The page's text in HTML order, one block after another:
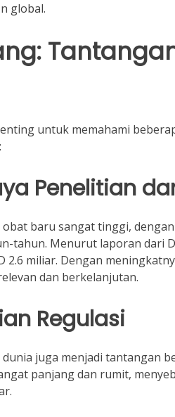
global.
untuk memahami
Penelitian
baru sangat tinggi,
tahun. Menurut laporan dari
2.6 miliar. Dengan
dan berkelanjutan.
Regulasi
juga menjadi tantangan
panjang dan rumit,